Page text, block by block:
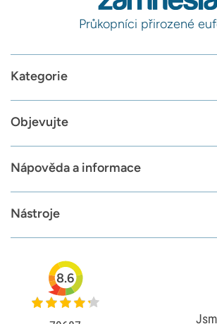
Průkopníci přirozené
Kategorie
Objevujte
Nápověda a informace
Nástroje
8.6